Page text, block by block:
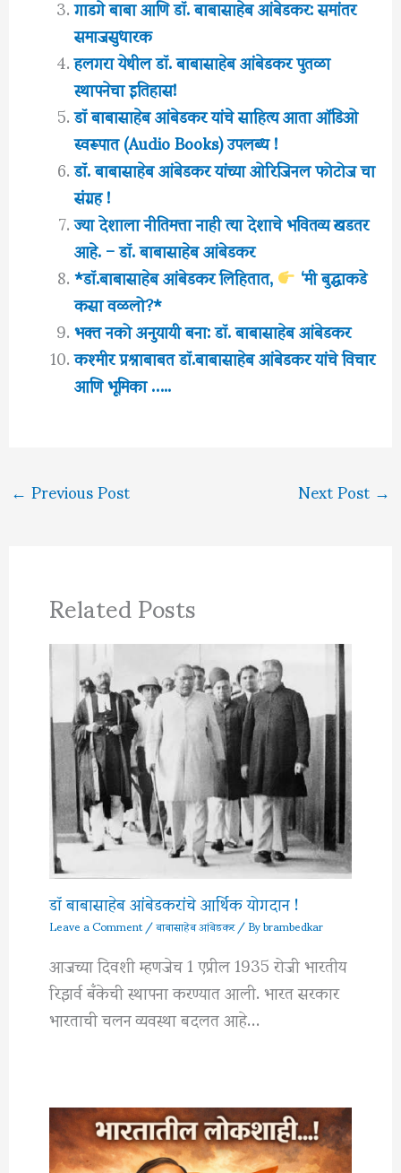
समाजसुधारक
हलगरा येथील डॉ. बाबासाहेब आंबेडकर पुतळा
स्थापनेचा इतिहास!
डॉ बाबासाहेब आंबेडकर यांचे साहित्य आता ऑडिओ
स्वरूपात (Audio Books) उपलब्ध !
डॉ. बाबासाहेब आंबेडकर यांच्या ओरिजिनल फोटोज चा
संग्रह !
ज्या देशाला नीतिमत्ता नाही त्या देशाचे भवितव्य खडतर
आहे. – डॉ. बाबासाहेब आंबेडकर
*डॉ.बाबासाहेब आंबेडकर लिहितात, ‘मी बुद्धाकडे
कसा वळलो?*
भक्त नको अनुयायी बना: डॉ. बाबासाहेब आंबेडकर
कश्मीर प्रश्नाबाबत डॉ.बाबासाहेब आंबेडकर यांचे विचार
आणि भूमिका …..
←Previous Post Next Post→
Related Posts
डॉ बाबासाहेब आंबेडकरांचे आर्थिक योगदान !
Leave a Comment/बाबासाहेब आंबेडकर/ Bybrambedkar
आजच्या दिवशी म्हणजेच 1 एप्रील 1935 रोजी भारतीय
रिझर्व बँकेची स्थापना करण्यात आली. भारत सरकार
भारताची चलन व्यवस्था बदलत आहे…